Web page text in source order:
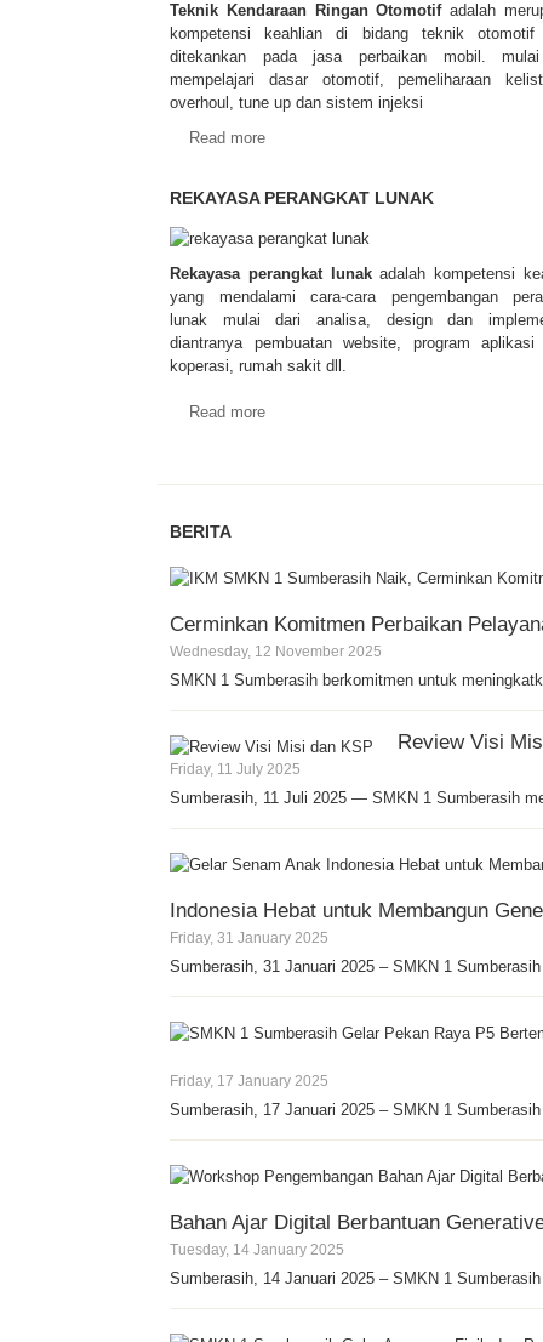
Teknik Kendaraan Ringan Otomotifadalah
kompetensi keahlian di bidang teknik otomotif
ditekankan pada jasa perbaikan mobil.
mempelajari dasar otomotif, pemeliharaan
overhoul, tune up dan sistem injeksi
Read more
REKAYASA PERANGKAT LUNAK
Rekayasa perangkat lunakadalah kompetensi
yang mendalami cara-cara pengembangan
lunak mulai dari analisa, design dan
diantranya pembuatan website, program
koperasi, rumah sakit dll.
Read more
BERITA
Cerminkan Komitmen Perbaikan
Wednesday, 12 November 2025
SMKN 1 Sumberasih berkomitmen untuk
Review Visi
Friday, 11 July 2025
Sumberasih, 11 Juli 2025 — SMKN 1 Sumberasih
Indonesia Hebat untuk Membangun
Friday, 31 January 2025
Sumberasih, 31 Januari 2025 – SMKN 1
Friday, 17 January 2025
Sumberasih, 17 Januari 2025 – SMKN 1
Bahan Ajar Digital Berbantuan
Tuesday, 14 January 2025
Sumberasih, 14 Januari 2025 – SMKN 1